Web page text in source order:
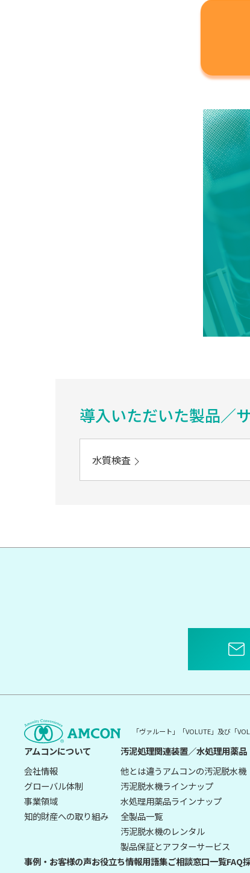
導入いただいた製品／
水質検査
「ヴァルート」「VOLUTE」及び「
アムコンについて
会社情報
グローバル体制
事業領域
知的財産への取り組み
汚泥処理関連装置／水処理用薬品
他とは違うアムコンの汚泥脱水機
汚泥脱水機ラインナップ
水処理用薬品ラインナップ
全製品一覧
汚泥脱水機のレンタル
製品保証とアフターサービス
事例・お客様の声お役立ち情報用語集ご相談窓口一覧FAQ